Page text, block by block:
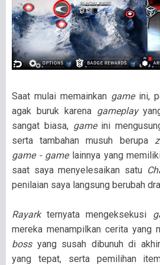
Saat mulai memainkan game ini,
agak buruk karena gameplay
sangat biasa, game ini
serta tambahan musuh berupa
game - gamelainnya yang
saat saya menyelesaikan satu
penilaian saya langsung berubah
Rayarkternyata mengeksekusi
mereka menampilkan cerita yang
boss yang susah dibunuh di akhir
yang tepat, serta pemilihan